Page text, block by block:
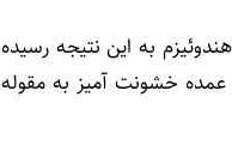
به این نتیجه رسیده
عمده خشونت آمیز به مقوله